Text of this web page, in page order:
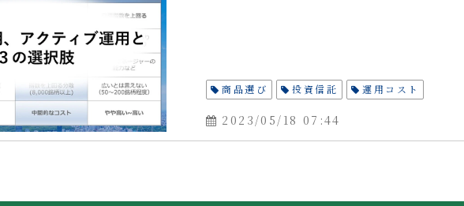
商品選び 投資信託 運用コスト
2023/05/18 07:44